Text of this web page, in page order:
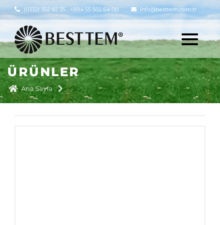
(0332) 352 82 35 - +994 55 502 64 00 info@besttem.com.tr
ÜRÜNLER
Ana Sayfa